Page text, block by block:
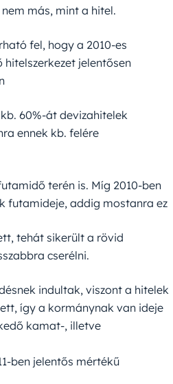
más, mint a hitel.
fel, hogy a 2010-es
jelentősen
60%-át devizahitelek
ennek kb. felére
terén is. Míg 2010-ben
futamideje, addig mostanra ez
tehát sikerült a rövid
cserélni.
indultak, viszont a hitelek
így a kormánynak van ideje
kamat-, illetve
ben jelentős mértékű